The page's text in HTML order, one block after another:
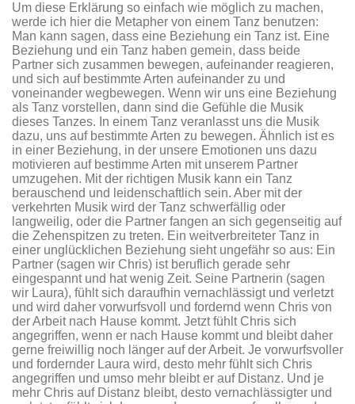
Um diese Erklärung so einfach wie möglich zu machen,
werde ich hier die Metapher von einem Tanz benutzen:
Man kann sagen, dass eine Beziehung ein Tanz ist. Eine
Beziehung und ein Tanz haben gemein, dass beide
Partner sich zusammen bewegen, aufeinander reagieren,
und sich auf bestimmte Arten aufeinander zu und
voneinander wegbewegen. Wenn wir uns eine Beziehung
als Tanz vorstellen, dann sind die Gefühle die Musik
dieses Tanzes. In einem Tanz veranlasst uns die Musik
dazu, uns auf bestimmte Arten zu bewegen. Ähnlich ist es
in einer Beziehung, in der unsere Emotionen uns dazu
motivieren auf bestimme Arten mit unserem Partner
umzugehen. Mit der richtigen Musik kann ein Tanz
berauschend und leidenschaftlich sein. Aber mit der
verkehrten Musik wird der Tanz schwerfällig oder
langweilig, oder die Partner fangen an sich gegenseitig auf
die Zehenspitzen zu treten. Ein weitverbreiteter Tanz in
einer unglücklichen Beziehung sieht ungefähr so aus: Ein
Partner (sagen wir Chris) ist beruflich gerade sehr
eingespannt und hat wenig Zeit. Seine Partnerin (sagen
wir Laura), fühlt sich daraufhin vernachlässigt und verletzt
und wird daher vorwurfsvoll und fordernd wenn Chris von
der Arbeit nach Hause kommt. Jetzt fühlt Chris sich
angegriffen, wenn er nach Hause kommt und bleibt daher
gerne freiwillig noch länger auf der Arbeit. Je vorwurfsvoller
und fordernder Laura wird, desto mehr fühlt sich Chris
angegriffen und umso mehr bleibt er auf Distanz. Und je
mehr Chris auf Distanz bleibt, desto vernachlässigter und